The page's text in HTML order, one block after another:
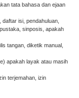
tata bahasa dan ejaan
isi, pendahuluan,
sinposis, apakah
tangan, diketik manual,
apakah layak atau masih
terjemahan, izin